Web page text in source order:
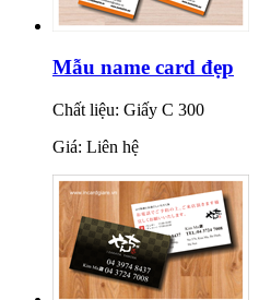
Mẫu name card đẹp
Chất liệu: Giấy C 300
Giá: Liên hệ